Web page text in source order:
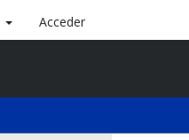
Acceder